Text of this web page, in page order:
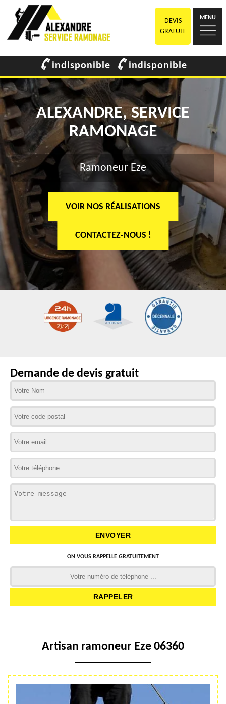
DEVIS
GRATUIT
MENU
indisponible indisponible
ALEXANDRE, SERVICE
RAMONAGE
Ramoneur Eze
VOIR NOS RÉALISATIONS
CONTACTEZ-NOUS !
Demande de devis gratuit
ON VOUS RAPPELLE GRATUITEMENT
Artisan ramoneur Eze 06360